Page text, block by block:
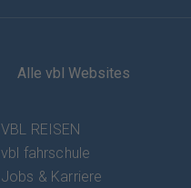
Alle vbl Websites
VBL REISEN
vbl fahrschule
Jobs & Karriere